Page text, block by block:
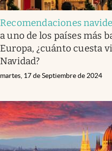
Recomendaciones
a uno de los países más
Europa, ¿cuánto cuesta
Navidad?
martes, 17 de Septiembre de 2024